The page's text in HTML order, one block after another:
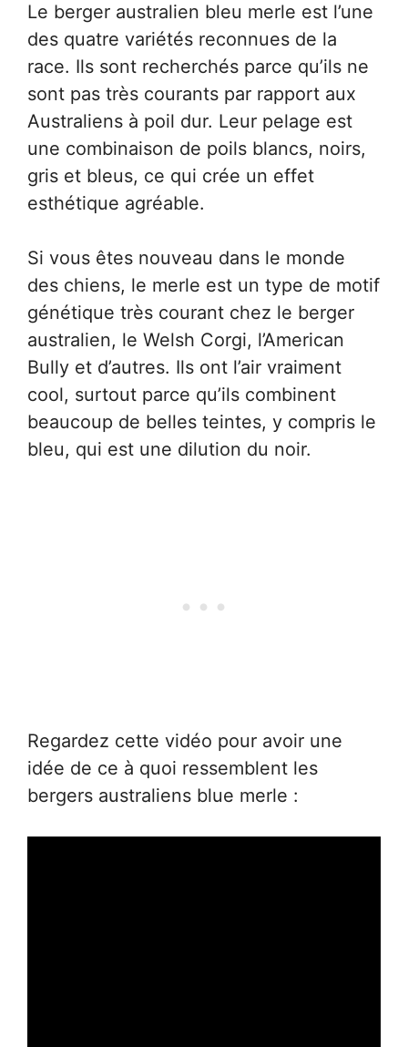
Le berger australien bleu merle est l’une
des quatre variétés reconnues de la
race. Ils sont recherchés parce qu’ils ne
sont pas très courants par rapport aux
Australiens à poil dur. Leur pelage est
une combinaison de poils blancs, noirs,
gris et bleus, ce qui crée un effet
esthétique agréable.
Si vous êtes nouveau dans le monde
des chiens, le merle est un type de motif
génétique très courant chez le berger
australien, le Welsh Corgi, l’American
Bully et d’autres. Ils ont l’air vraiment
cool, surtout parce qu’ils combinent
beaucoup de belles teintes, y compris le
bleu, qui est une dilution du noir.
Regardez cette vidéo pour avoir une
idée de ce à quoi ressemblent les
bergers australiens blue merle :